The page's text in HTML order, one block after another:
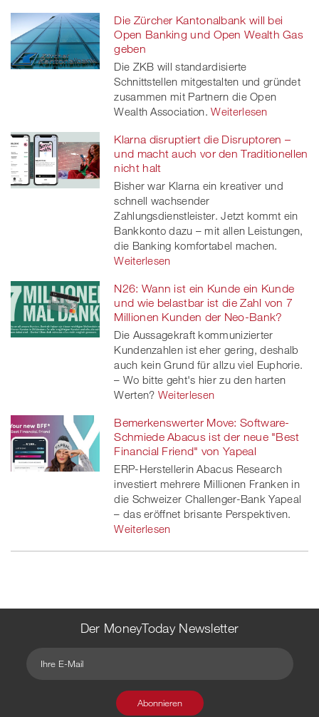
Die Zürcher Kantonalbank will bei
Open Banking und Open Wealth Gas
geben
Die ZKB will standardisierte
Schnittstellen mitgestalten und gründet
zusammen mit Partnern die Open
Wealth Association. Weiterlesen
Klarna disruptiert die Disruptoren –
und macht auch vor den Traditionellen
nicht halt
Bisher war Klarna ein kreativer und
schnell wachsender
Zahlungsdienstleister. Jetzt kommt ein
Bankkonto dazu – mit allen Leistungen,
die Banking komfortabel machen.
Weiterlesen
N26: Wann ist ein Kunde ein Kunde
und wie belastbar ist die Zahl von 7
Millionen Kunden der Neo-Bank?
Die Aussagekraft kommunizierter
Kundenzahlen ist eher gering, deshalb
auch kein Grund für allzu viel Euphorie.
– Wo bitte geht's hier zu den harten
Werten? Weiterlesen
Bemerkenswerter Move: Software-
Schmiede Abacus ist der neue "Best
Financial Friend" von Yapeal
ERP-Herstellerin Abacus Research
investiert mehrere Millionen Franken in
die Schweizer Challenger-Bank Yapeal
– das eröffnet brisante Perspektiven.
Weiterlesen
Der MoneyToday Newsletter